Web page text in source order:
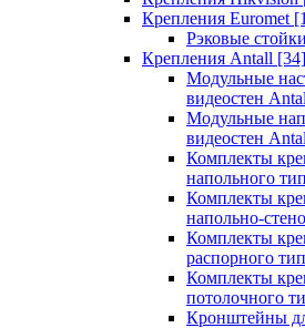
Крепления Euromet
Рэковые
Крепления Antall [34]
Модульные
видеостен
Модульные
видеостен
Комплекты
напольного
Комплекты
напольно-
Комплекты
распорного
Комплекты
потолочного
Кронштейны